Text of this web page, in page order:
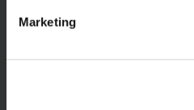
Marketing
codice fiscale e partita iva